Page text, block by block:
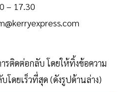
– 17.30
รติดต่อกลับ โดยให้ทิ้งข้อความ
โดยเร็วที่สุด (ดังรูปด้านล่าง)